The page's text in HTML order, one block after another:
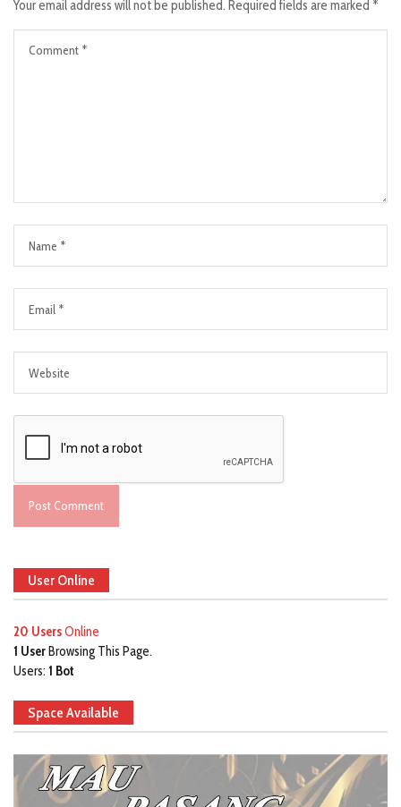
Your email address will not be published. Required fields are marked *
User Online
20 UsersOnline
1 User Browsing This Page.
Users: 1 Bot
Space Available